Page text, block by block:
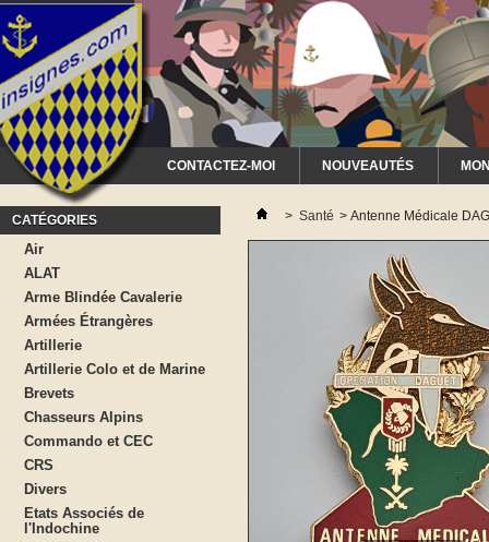
CONTACTEZ-MOI NOUVEAUTÉS
CATÉGORIES
Air
ALAT
Arme Blindée Cavalerie
Armées Étrangères
Artillerie
Artillerie Colo et de Marine
Brevets
Chasseurs Alpins
Commando et CEC
CRS
Divers
Etats Associés de
l'Indochine
> Santé > Antenne Médicale